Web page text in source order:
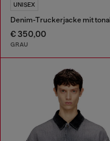
UNISEX
€ 350,00
GRAU